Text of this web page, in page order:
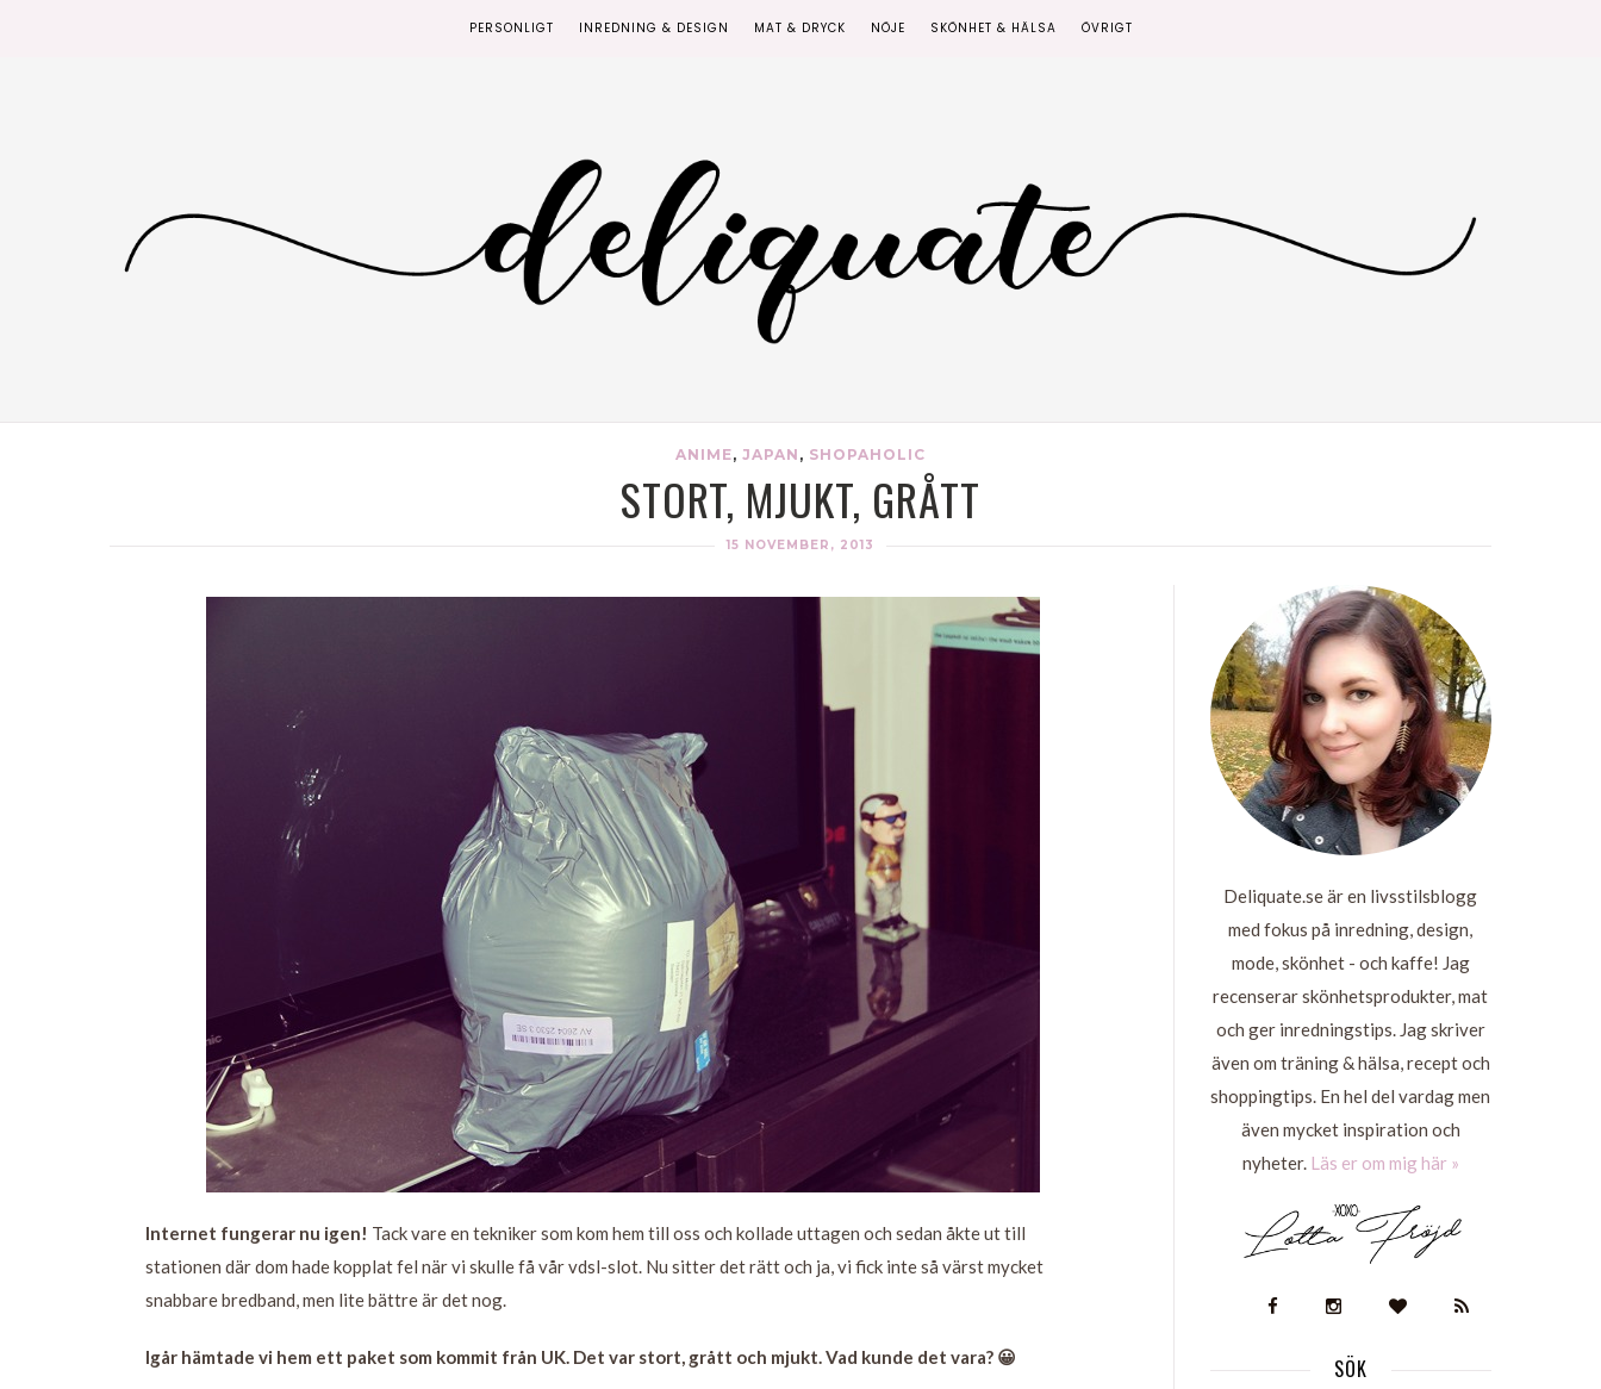
PERSONLIGT INREDNING & DESIGN MAT & DRYCK NÖJE SKÖNHET & HÄLSA ÖVRIGT
ANIME, JAPAN , SHOPAHOLIC
STORT, MJUKT, GRÅTT
15 NOVEMBER, 2013
Internet fungerar nu igen! Tack vare en tekniker som kom hem till oss och kollade uttagen och sedan åkte ut till
stationen där dom hade kopplat fel när vi skulle få vår vdsl-slot. Nu sitter det rätt och ja, vi fick inte så värst mycket
snabbare bredband, men lite bättre är det nog.
Igår hämtade vi hem ett paket som kommit från UK. Det var stort, grått och mjukt. Vad kunde det vara? 😀
Deliquate.se är en livsstilsblogg
med fokus på inredning, design,
mode, skönhet - och kaffe! Jag
recenserar skönhetsprodukter, mat
och ger inredningstips. Jag skriver
även om träning & hälsa, recept och
shoppingtips. En hel del vardag men
även mycket inspiration och
nyheter. Läs er om mig här »
SÖK